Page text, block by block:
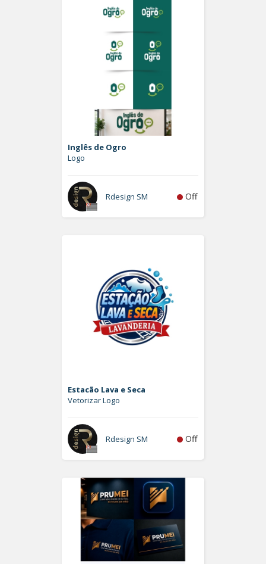
Inglês de Ogro
Logo
Rdesign SM Off
Estacão Lava e Seca
Vetorizar Logo
Rdesign SM Off